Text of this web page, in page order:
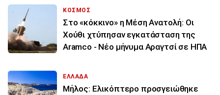
ΚΟΣΜΟΣ
Στο «κόκκινο» η Μέση Ανατολή: Οι
Χούθι χτύπησαν εγκατάσταση της
Aramco - Νέο μήνυμα Αραγτσί σε ΗΠΑ
ΕΛΛΑΔΑ
Μήλος: Ελικόπτερο προσγειώθηκε